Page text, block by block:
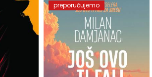
preporučujemo